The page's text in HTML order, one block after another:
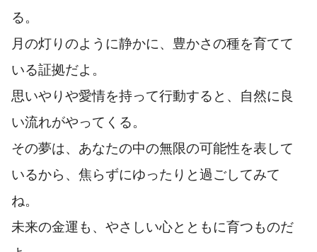
る。
月の灯りのように静かに、豊かさの種を育てて
いる証拠だよ。
思いやりや愛情を持って行動すると、自然に良
い流れがやってくる。
その夢は、あなたの中の無限の可能性を表して
いるから、焦らずにゆったりと過ごしてみて
ね。
未来の金運も、やさしい心とともに育つものだ